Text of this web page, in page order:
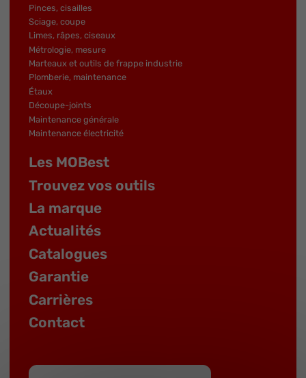
Pinces, cisailles
Sciage, coupe
Limes, râpes, ciseaux
Métrologie, mesure
Marteaux et outils de frappe industrie
Plomberie, maintenance
Étaux
Découpe-joints
Maintenance générale
Maintenance électricité
Les MOBest
Trouvez vos outils
La marque
Actualités
Catalogues
Garantie
Carrières
Contact